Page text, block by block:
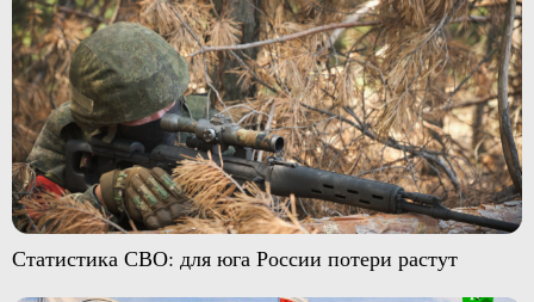
Статистика СВО: для юга России потери растут